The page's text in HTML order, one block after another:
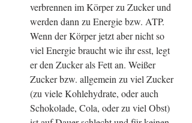
verbrennen im Körper zu Zucker und
werden dann zu Energie bzw. ATP.
Wenn der Körper jetzt aber nicht so
viel Energie braucht wie ihr esst, legt
er den Zucker als Fett an. Weißer
Zucker bzw. allgemein zu viel Zucker
(zu viele Kohlehydrate, oder auch
Schokolade, Cola, oder zu viel Obst)